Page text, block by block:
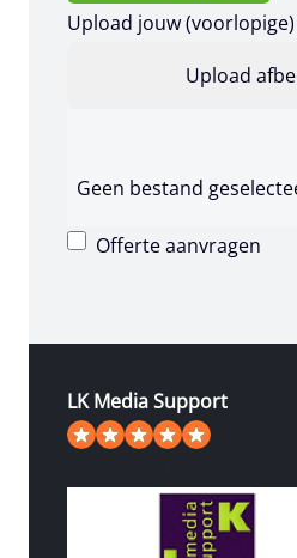
Upload jouw
Geen bestand
Offerte aanvragen
LK Media Support